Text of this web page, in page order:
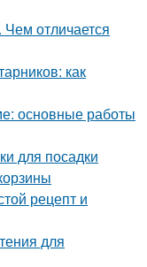
Чем отличается
как
основные работы
для посадки
рецепт и
для